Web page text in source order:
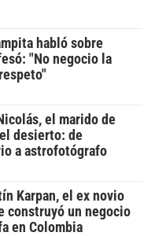
habló sobre
"No negocio la
el marido de
desierto: de
a astrofotógrafo
Karpan, el ex novio
construyó un negocio
en Colombia